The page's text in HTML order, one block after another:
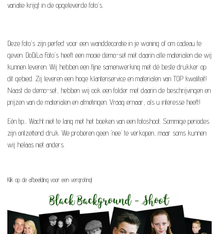
variatie krijgt in de opgeleverde foto's.
Deze foto's zijn perfect voor een wanddecoratie in je woning of om cadeau te
geven. DoDiLa Foto's heeft een mooie demo-set met daarin alle materialen die wij
kunnen leveren. Wij hebben een fijne samenwerking met dé beste drukker op
dit gebied. Zij leveren een hoge klantenservice en materialen van TOP kwaliteit!
Naast de demo-set, hebben wij ook een folder met daarin de beschrijvingen en
prijzen van de materialen en afmetingen. Vraag ernaar, als u interesse heeft!
Eén tip... Wacht niet te lang met het boeken van een fotoshoot. Sommige periodes
zijn ontzettend druk. We proberen geen 'nee' te verkopen, maar soms kunnen
wij helaas niet anders.
Klik op de afbeelding voor een vergroting!